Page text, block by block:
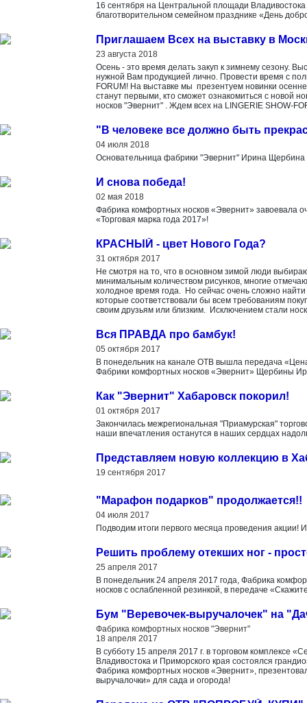
16 сентября на Центральной площади
благотворительном семейном празднике «День
Приглашаем Всех на выставку в
23 августа 2018
Осень - это время делать закуп к зимнему сезону.
нужной Вам продукцией лично. Провести время с
FORUM! На выставке мы презентуем новинки
станут первыми, кто сможет ознакомиться с новой
носков "Эвернит" . Ждем всех на LINGERIE SHOW-
"В человеке все должно быть
04 июля 2018
Основательница фабрики "Эвернит" Ирина Щербина
И снова победа!
02 мая 2018
Фабрика комфортных носков «Эвернит» завоевала
«Торговая марка года 2017»!
КРАСНЫЙ - цвет Нового Года?
31 октября 2017
Не смотря на то, что в основном зимой люди
минимальным количеством рисунков, многие
холодное время года. Но сейчас очень сложно
которые соответствовали бы всем требованиям
своим друзьям или близким. Исключением стали
Вся ПРАВДА про бамбук!
05 октября 2017
В понедельник на канале ОТВ вышла передача
Фабрики комфортных носков «Эвернит» Щербины
Как "Эвернит" Хабаровск покорил!
01 октября 2017
Закончилась межрегиональная "Приамурская"
наши впечатления останутся в наших сердцах
Представляем новую коллекцию в
19 сентября 2017
"Марафон подарков" продолжается!!
04 июля 2017
Подводим итоги первого месяца проведения
Решить проблему отекших ног -
25 апреля 2017
В понедельник 24 апреля 2017 года, Фабрика
носков с ослабленной резинкой, в передаче
Бум "Веревочек-выручалочек" на
Фабрика комфортных носков "Эвернит"
18 апреля 2017
В субботу 15 апреля 2017 г. в торговом комплексе
Владивостока и Приморского края состоялся
Фабрика комфортных носков «Эвернит»,
выручалочки» для сада и огорода!